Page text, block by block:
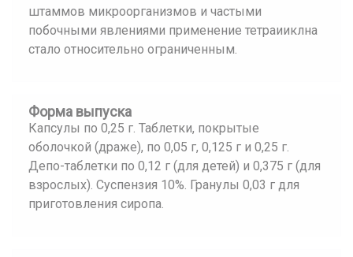
штаммов микроорганизмов и частыми
побочными явлениями применение тетраииклна
стало относительно ограниченным.
Форма выпуска
Капсулы по 0,25 г. Таблетки, покрытые
оболочкой (драже), по 0,05 г, 0,125 г и 0,25 г.
Депо-таблетки по 0,12 г (для детей) и 0,375 г (для
взрослых). Суспензия 10%. Гранулы 0,03 г для
приготовления сиропа.